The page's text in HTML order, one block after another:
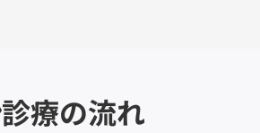
療の流れ